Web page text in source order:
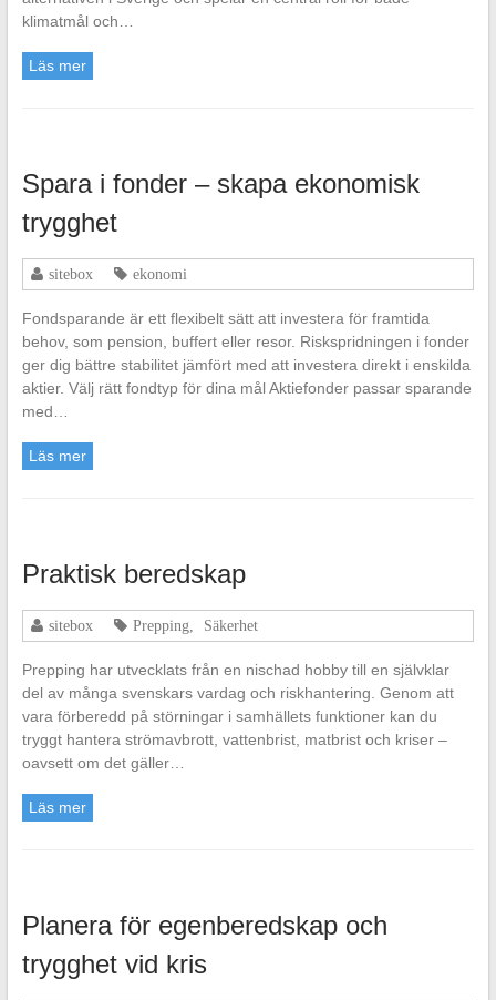
klimatmål och…
Läs mer
Spara i fonder – skapa ekonomisk
trygghet
sitebox ekonomi
Fondsparande är ett flexibelt sätt att investera för framtida
behov, som pension, buffert eller resor. Riskspridningen i fonder
ger dig bättre stabilitet jämfört med att investera direkt i enskilda
aktier. Välj rätt fondtyp för dina mål Aktiefonder passar sparande
med…
Läs mer
Praktisk beredskap
sitebox Prepping Säkerhet
Prepping har utvecklats från en nischad hobby till en självklar
del av många svenskars vardag och riskhantering. Genom att
vara förberedd på störningar i samhällets funktioner kan du
tryggt hantera strömavbrott, vattenbrist, matbrist och kriser –
oavsett om det gäller…
Läs mer
Planera för egenberedskap och
trygghet vid kris